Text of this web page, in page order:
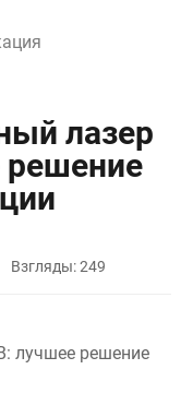
лазер
решение
Взгляды: 249
лучшее решение